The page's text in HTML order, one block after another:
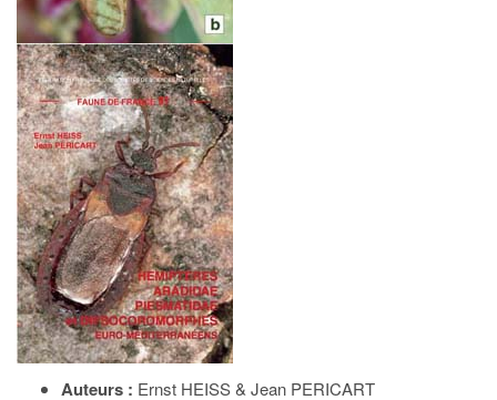
Auteurs : Ernst HEISS & Jean PERICART